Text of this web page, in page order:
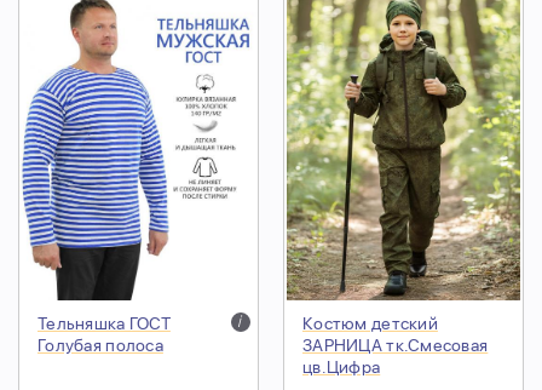
Тельняшка ГОСТ
Голубая полоса
i
Костюм детский
ЗАРНИЦА тк.Смесовая
цв.Цифра